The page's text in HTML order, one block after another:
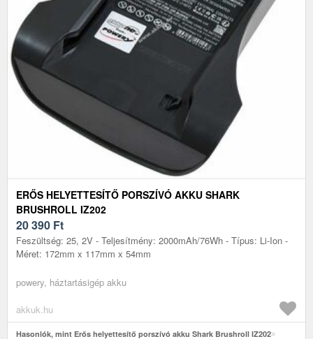
ERŐS HELYETTESÍTŐ PORSZÍVÓ AKKU SHARK
BRUSHROLL IZ202
20 390 Ft
Feszültség: 25, 2V - Teljesítmény: 2000mAh/76Wh - Típus: Li-Ion -
Méret: 172mm x 117mm x 54mm
powery, háztartásigép akku
akkuk.hu
Hasonlók, mint Erős helyettesítő porszívó akku Shark Brushroll IZ202